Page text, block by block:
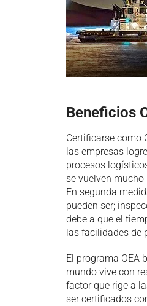
Beneficios
Certificarse como
las empresas
procesos
se vuelven
En segunda
pueden ser;
debe a que el
las facilidades de
El programa OEA
mundo vive con
factor que rige a
ser certificados